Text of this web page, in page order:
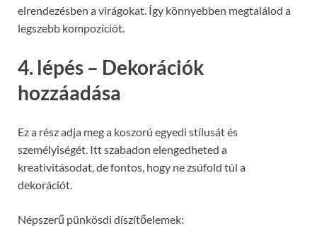
elrendezésben a virágokat. Így könnyebben megtalálod a
legszebb kompozíciót.
4. lépés – Dekorációk
hozzáadása
Ez a rész adja meg a koszorú egyedi stílusát és
személyiségét. Itt szabadon elengedheted a
kreativitásodat, de fontos, hogy ne zsúfold túl a
dekorációt.
Népszerű pünkösdi díszítőelemek: